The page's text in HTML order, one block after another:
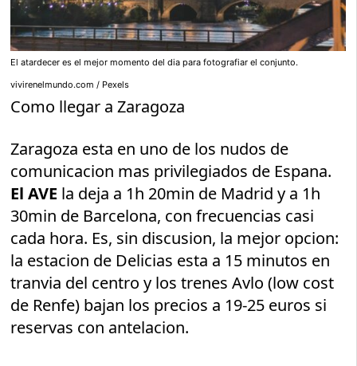
El atardecer es el mejor momento del dia para fotografiar el conjunto.
vivirenelmundo.com / Pexels
Como llegar a Zaragoza
Zaragoza esta en uno de los nudos de
comunicacion mas privilegiados de Espana.
El AVE la deja a 1h 20min de Madrid y a 1h
30min de Barcelona, con frecuencias casi
cada hora. Es, sin discusion, la mejor opcion:
la estacion de Delicias esta a 15 minutos en
tranvia del centro y los trenes Avlo (low cost
de Renfe) bajan los precios a 19-25 euros si
reservas con antelacion.